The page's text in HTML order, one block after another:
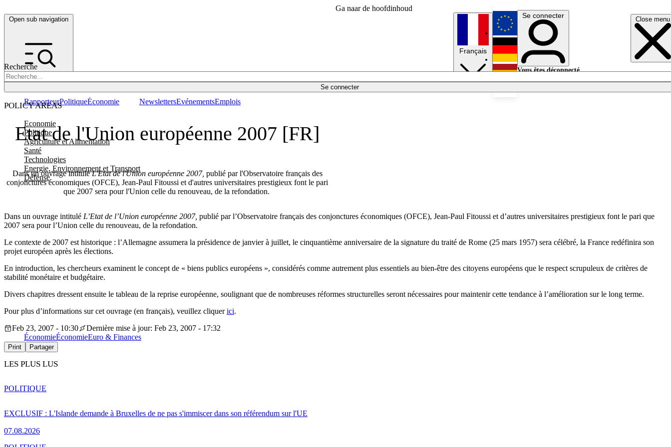
Ga naar de hoofdinhoud
Open sub navigation Close menu
Recherche
Se connecter
POLICY AREAS
Economie
Politique
Agriculture et Alimentation
Santé
Technologies
Energie, Environnement et Transport
Défense
RapporteurPolitiqueÉconomie NewslettersEvénementsEmplois
Français
English
Deutsch
Se connecter
Vous êtes déconnecté.
Etat de l'Union européenne 2007 [FR]
Dans un ouvrage intituléL'Etat de l'Union européenne 2007, publié par l'Observatoire français des
conjonctures économiques (OFCE), Jean-Paul Fitoussi et d'autres universitaires prestigieux font le pari
que 2007 sera pour l'Union celle du renouveau, de la refondation.
Dans un ouvrage intitulé L’Etat de l’Union européenne 2007, publié par l’Observatoire français des conjonctures économiques (OFCE), Jean-Paul Fitoussi et d’autres universitaires prestigieux font le pari que
2007 sera pour l’Union celle du renouveau, de la refondation.
Le contexte de 2007 est historique : l’Allemagne assumera la présidence de janvier à juillet, le cinquantième anniversaire de la signature du traité de Rome (25 mars 1957) sera célébré, la France redéfinira son
projet européen après les élections.
En introduction, les chercheurs examinent le concept de « biens publics européens », considérés comme autrement plus essentiels au bien-être des citoyens européens que le respect scrupuleux de critères de
stabilité monétaire et budgétaire.
Divers chapitres dressent ensuite le tableau de la reprise européenne, soulignant que de nombreuses réformes structurelles seront nécessaires pour maintenir cette tendance à l’amélioration sur le long terme.
Pour plus d’informations sur cet ouvrage (en français), veuillez cliquerici.
Feb 23, 2007 - 10:30
Dernière mise à jour: Feb 23, 2007 - 17:32
ÉconomieÉconomieEuro & Finances
Print Partager
LES PLUS LUS
EXCLUSIF : L'Islande demande à Bruxelles de ne pas s'immiscer dans son référendum sur l'UE
07.08.2026
POLITIQUE